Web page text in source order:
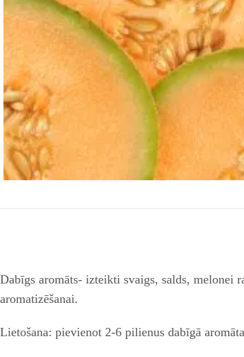
Dabīgs aromāts- izteikti svaigs, salds, melonei
aromatizēšanai.
Lietošana: pievienot 2-6 pilienus dabīgā